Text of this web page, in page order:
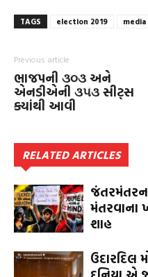
TAGS election 2019 media
Previous article
ભાજપની ૩૦૩ અને
એનડીએની ૩૫૩ સીટ્‌સ
ક્યાંથી આવી
RELATED ARTICLES
મંતરવાના
શાહ
ઉદારદિલ